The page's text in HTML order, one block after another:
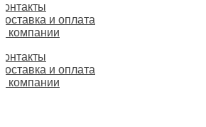
и оплата
компании
и оплата
компании